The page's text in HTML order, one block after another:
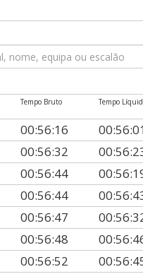
Tempo Bruto Tempo
00:56:16
00:56:32
00:56:44
00:56:44
00:56:47
00:56:48
00:56:52